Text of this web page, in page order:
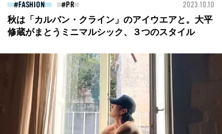
FASHION 2023.10.10
秋は「カルバン・クライン」のアイウエアと。大平
修蔵がまとうミニマルシック、３つのスタイル